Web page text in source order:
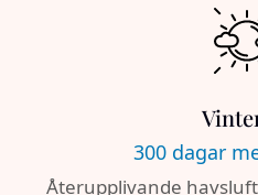
300 dagar
Återupplivande